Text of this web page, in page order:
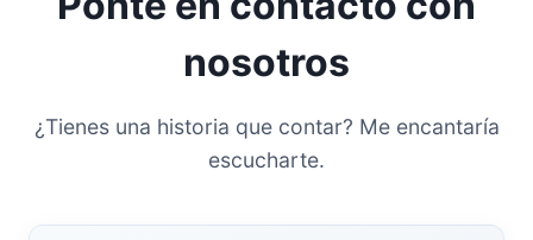
nosotros
¿Tienes una historia que contar? Me encantaría
escucharte.